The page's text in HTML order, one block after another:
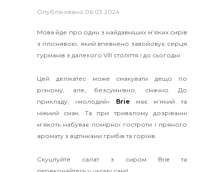
Опубліковано 06.03.2024
Мова йде про один з найдавніших м’яких сирів
з пліснявою, який впевнено завойовує серця
гурманів з далекого VIII століття і до сьогодні.
Цей делікатес може смакувати дещо по
різному, але, безсумнівно, смачно. До
прикладу, «молодий» Brie має мʼякий та
ніжний смак. Та при тривалому дозріванні
мʼякоть набуває помірної гостроти і пряного
аромату з відтінками грибів та горіхів.
Скуштуйте салат з сиром Brie та